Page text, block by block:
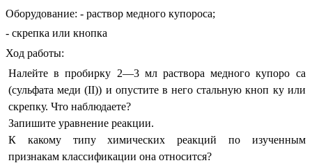
Оборудование: - раствор медного купороса;
- скрепка или кнопка
Ход работы:
Налейте в пробирку 2—3 мл раствора медного купоро са
(сульфата меди (II)) и опустите в него стальную кноп ку или
скрепку. Что наблюдаете?
Запишите уравнение реакции.
К какому типу химических реакций по изученным
признакам классификации она относится?